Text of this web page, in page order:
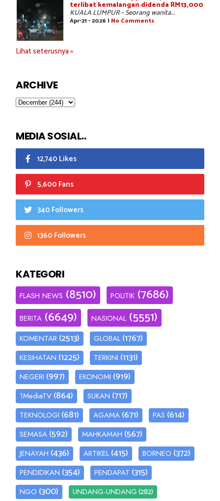
terlibat kemalangan didenda RM13,000
KUALA LUMPUR – Seorang wanita...
Apr-21 - 2026 | No Comments
Lihat seterusnya »
ARCHIVE
MEDIA SOSIAL..
12,740 Likes
5,600 Fans
340 Followers
1360 Followers
KATEGORI
FLASH NEWS (8510) POLITIK (7686)
BERITA (6649) NASIONAL (5551)
KOMENTAR (2513) GLOBAL (1767)
KESIHATAN (1225) TERKINI (1131)
NEGERI (997) EKONOMI (919)
1MediaTV (864) SUKAN (717)
TEKNOLOGI (681) AGAMA (671) PAS (614)
SEMASA (592) MAHKAMAH (567)
JENAYAH (436) ARTIKEL (415) BORNEO (372)
PENDIDIKAN (354) PENDAPAT (315)
NGO (300) UNDANG-UNDANG(282)